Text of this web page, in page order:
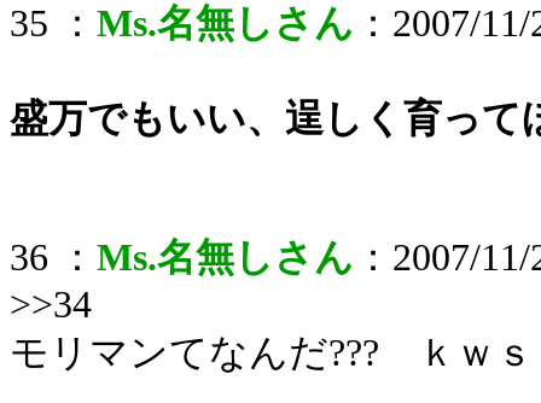
35 ： Ms.名無しさん ：2007/
盛万でもいい、逞しく育って
36 ： Ms.名無しさん ：2007/
>>34
モリマンてなんだ??? ｋｗｓ